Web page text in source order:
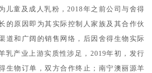
儿童及成人乳粉，2018年之前公司与舍得
的原因即为其实际控制人家族及其合作伙
道和广阔的销售网络，后因舍得生物实际
乳产业上游实质性涉足，2019年初，发行
生物订单，双方合作终止；南宁澳丽源羊